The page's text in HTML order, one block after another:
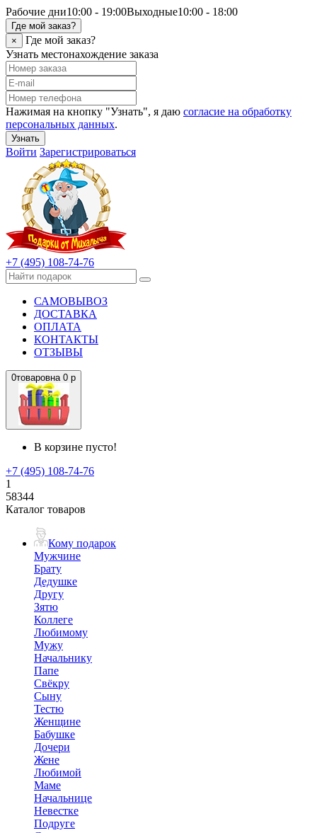
Рабочие дни10:00 - 19:00Выходные10:00 - 18:00
Где мой заказ?
×
Где мой заказ?
Узнать местонахождение заказа
Нажимая на кнопку "Узнать", я даю согласие на обработку
персональных данных.
Узнать
Войти Зарегистрироваться
+7 (495) 108-74-76
САМОВЫВОЗ
ДОСТАВКА
ОПЛАТА
КОНТАКТЫ
ОТЗЫВЫ
0товаровна 0 р
В корзине пусто!
+7 (495) 108-74-76
1
58344
Каталог товаров
Кому подарок
Мужчине
Брату
Дедушке
Другу
Зятю
Коллеге
Любимому
Мужу
Начальнику
Папе
Свёкру
Сыну
Тестю
Женщине
Бабушке
Дочери
Жене
Любимой
Маме
Начальнице
Невестке
Подруге